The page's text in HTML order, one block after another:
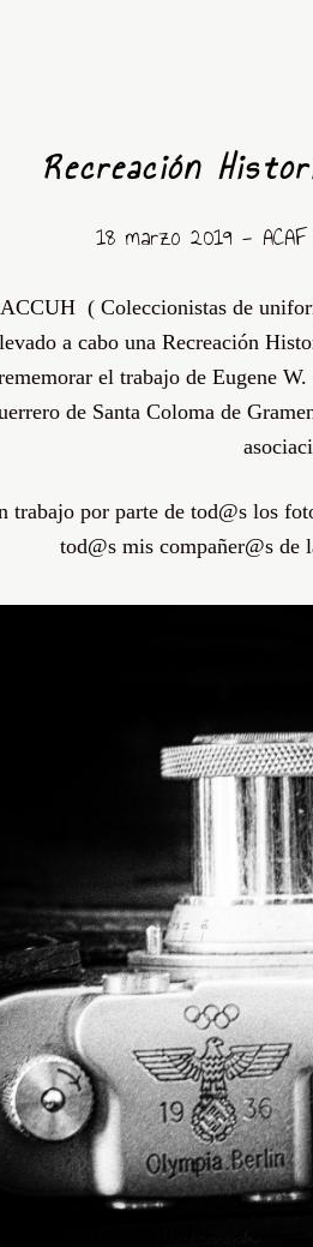
Recreación
18 marzo 2019 -
( Coleccionistas de
a cabo una Recreación
el trabajo de Eugene
de Santa Coloma de
trabajo por parte de tod@s los
tod@s mis compañer@s de